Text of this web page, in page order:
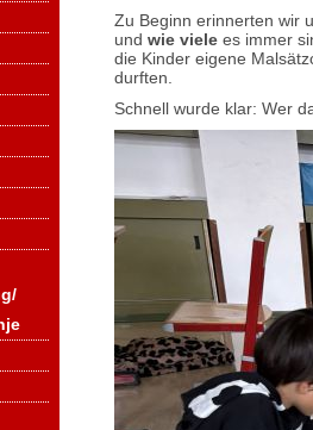
Zu Beginn erinnerten wir
und wie viele es immer
die Kinder eigene
durften.
Schnell wurde klar: Wer